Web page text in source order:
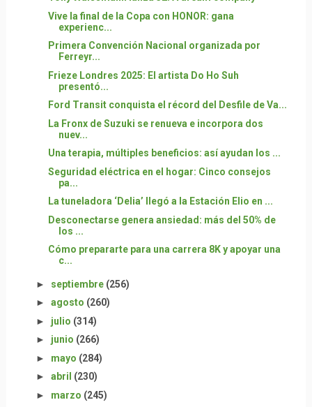
Vive la final de la Copa con HONOR: gana
experienc...
Primera Convención Nacional organizada por
Ferreyr...
Frieze Londres 2025: El artista Do Ho Suh
presentó...
Ford Transit conquista el récord del Desfile de Va...
La Fronx de Suzuki se renueva e incorpora dos
nuev...
Una terapia, múltiples beneficios: así ayudan los ...
Seguridad eléctrica en el hogar: Cinco consejos
pa...
La tuneladora ‘Delia’ llegó a la Estación Elio en ...
Desconectarse genera ansiedad: más del 50% de
los ...
Cómo prepararte para una carrera 8K y apoyar una
c...
► septiembre (256)
► agosto (260)
► julio (314)
► junio (266)
► mayo (284)
► abril (230)
► marzo (245)